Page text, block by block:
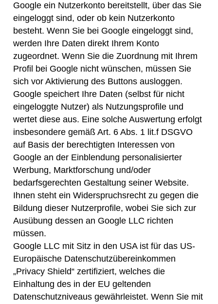
Google ein Nutzerkonto bereitstellt, über das Sie
eingeloggt sind, oder ob kein Nutzerkonto
besteht. Wenn Sie bei Google eingeloggt sind,
werden Ihre Daten direkt Ihrem Konto
zugeordnet. Wenn Sie die Zuordnung mit Ihrem
Profil bei Google nicht wünschen, müssen Sie
sich vor Aktivierung des Buttons ausloggen.
Google speichert Ihre Daten (selbst für nicht
eingeloggte Nutzer) als Nutzungsprofile und
wertet diese aus. Eine solche Auswertung erfolgt
insbesondere gemäß Art. 6 Abs. 1 lit.f DSGVO
auf Basis der berechtigten Interessen von
Google an der Einblendung personalisierter
Werbung, Marktforschung und/oder
bedarfsgerechten Gestaltung seiner Website.
Ihnen steht ein Widerspruchsrecht zu gegen die
Bildung dieser Nutzerprofile, wobei Sie sich zur
Ausübung dessen an Google LLC richten
müssen.
Google LLC mit Sitz in den USA ist für das US-
Europäische Datenschutzübereinkommen
„Privacy Shield“ zertifiziert, welches die
Einhaltung des in der EU geltenden
Datenschutzniveaus gewährleistet. Wenn Sie mit